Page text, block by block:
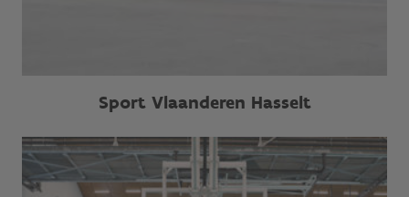
Sport Vlaanderen Hasselt